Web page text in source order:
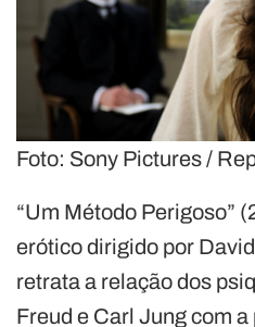
Foto: Sony Pictures /
“Um Método Perigoso”
erótico dirigido por
retrata a relação dos
Freud e Carl Jung com